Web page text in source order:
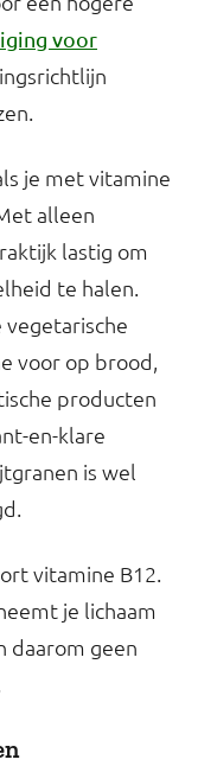
voor
je met vitamine
alleen
lastig om
te halen.
vegetarische
voor op brood,
producten
en-klare
is wel
vitamine B12.
je lichaam
daarom geen